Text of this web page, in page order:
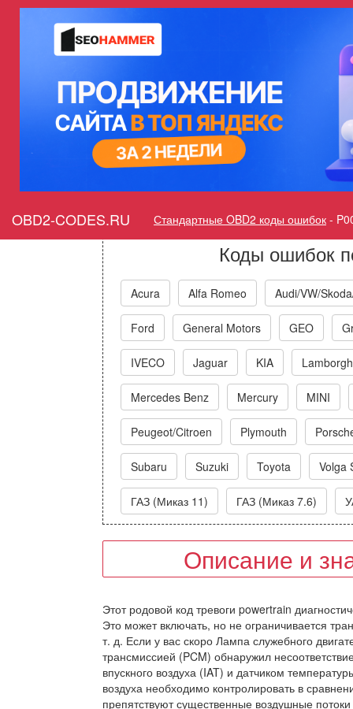
OBD2-CODES.RU Стандартные OBD2 коды ошибок -
Ошибка P009A
температура
Горит ошибка
Temperature/
Коды ошибок
Acura Alfa Romeo Audi/VW/
Ford General Motors GEO
IVECO Jaguar KIA
Mercedes Benz Mercury MINI
Peugeot/Citroen Plymouth
Subaru Suzuki Toyota Volga
ГАЗ (Миказ 11) ГАЗ (Миказ 7.6)
Описание и
Этот родовой код тревоги powertrain
Это может включать, но не ограничивается
т. д. Если у вас скоро Лампа служебного
трансмиссией (PCM) обнаружил
впускного воздуха (IAT) и датчиком
воздуха необходимо контролировать в
препятствуют существенные воздушные